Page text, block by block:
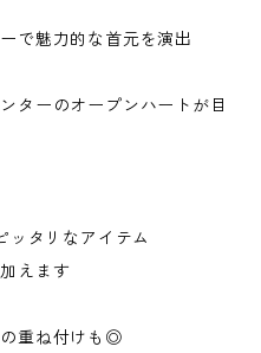
で魅力的な首元を演出
ターのオープンハートが目
ッタリなアイテム
えます
重ね付けも◎